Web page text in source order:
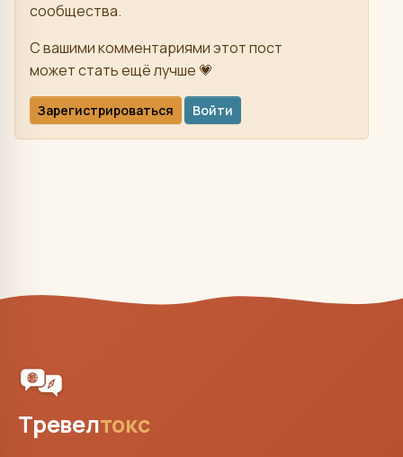
сообщества.
С вашими комментариями этот пост
может стать ещё лучше 💗
Зарегистрироваться Войти
Тревелтокс